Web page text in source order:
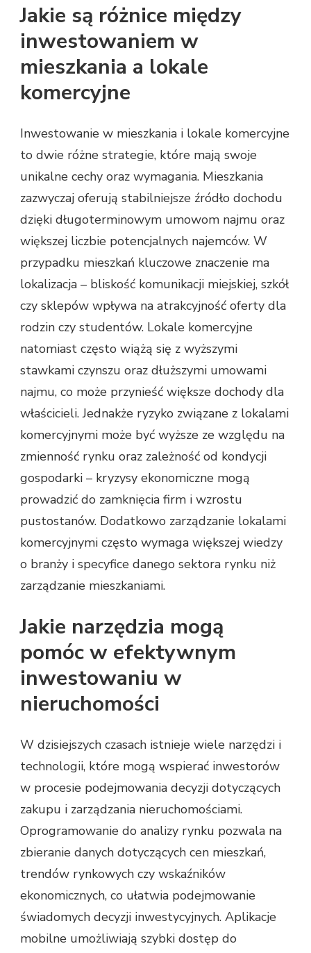
Jakie są różnice między
inwestowaniem w
mieszkania a lokale
komercyjne
Inwestowanie w mieszkania i lokale komercyjne
to dwie różne strategie, które mają swoje
unikalne cechy oraz wymagania. Mieszkania
zazwyczaj oferują stabilniejsze źródło dochodu
dzięki długoterminowym umowom najmu oraz
większej liczbie potencjalnych najemców. W
przypadku mieszkań kluczowe znaczenie ma
lokalizacja – bliskość komunikacji miejskiej, szkół
czy sklepów wpływa na atrakcyjność oferty dla
rodzin czy studentów. Lokale komercyjne
natomiast często wiążą się z wyższymi
stawkami czynszu oraz dłuższymi umowami
najmu, co może przynieść większe dochody dla
właścicieli. Jednakże ryzyko związane z lokalami
komercyjnymi może być wyższe ze względu na
zmienność rynku oraz zależność od kondycji
gospodarki – kryzysy ekonomiczne mogą
prowadzić do zamknięcia firm i wzrostu
pustostanów. Dodatkowo zarządzanie lokalami
komercyjnymi często wymaga większej wiedzy
o branży i specyfice danego sektora rynku niż
zarządzanie mieszkaniami.
Jakie narzędzia mogą
pomóc w efektywnym
inwestowaniu w
nieruchomości
W dzisiejszych czasach istnieje wiele narzędzi i
technologii, które mogą wspierać inwestorów
w procesie podejmowania decyzji dotyczących
zakupu i zarządzania nieruchomościami.
Oprogramowanie do analizy rynku pozwala na
zbieranie danych dotyczących cen mieszkań,
trendów rynkowych czy wskaźników
ekonomicznych, co ułatwia podejmowanie
świadomych decyzji inwestycyjnych. Aplikacje
mobilne umożliwiają szybki dostęp do